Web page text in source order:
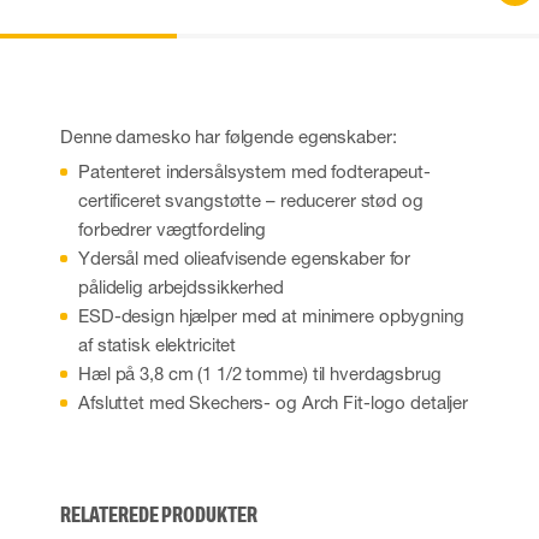
Denne damesko har følgende egenskaber:
Patenteret indersålsystem med fodterapeut-
certificeret svangstøtte – reducerer stød og
forbedrer vægtfordeling
Ydersål med olieafvisende egenskaber for
pålidelig arbejdssikkerhed
ESD-design hjælper med at minimere opbygning
af statisk elektricitet
Hæl på 3,8 cm (1 1/2 tomme) til hverdagsbrug
Afsluttet med Skechers- og Arch Fit-logo detaljer
RELATEREDE PRODUKTER